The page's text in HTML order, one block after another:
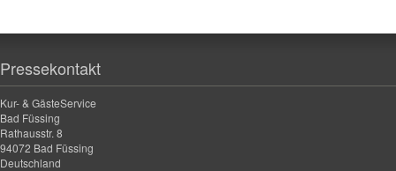
Pressekontakt
Kur- & GästeService
Bad Füssing
Rathausstr. 8
94072 Bad Füssing
Deutschland